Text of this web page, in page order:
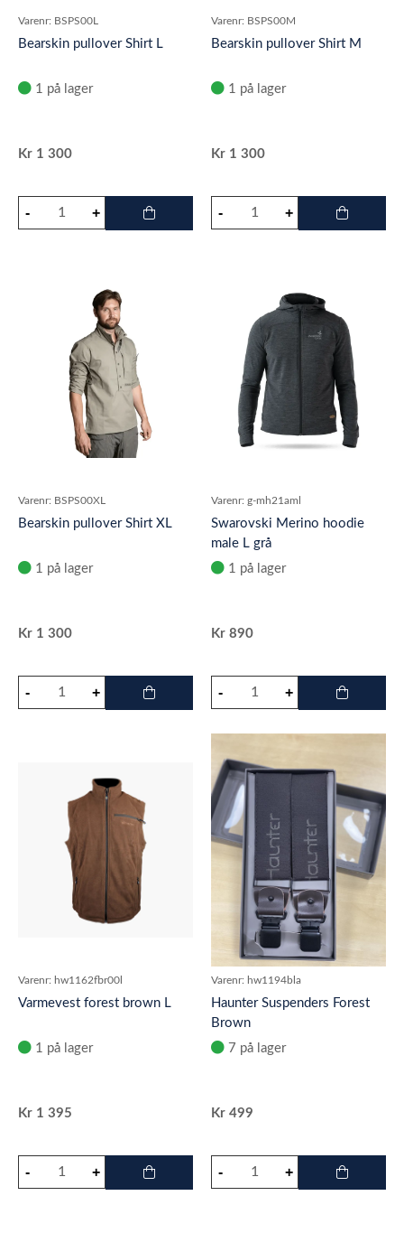
Varenr: BSPS00L
Bearskin pullover Shirt L
1 på lager
Kr 1 300
Varenr: BSPS00M
Bearskin pullover Shirt M
1 på lager
Kr 1 300
Varenr: BSPS00XL
Bearskin pullover Shirt XL
1 på lager
Kr 1 300
Varenr: g-mh21aml
Swarovski Merino hoodie
male L grå
1 på lager
Kr 890
Varenr: hw1162fbr00l
Varmevest forest brown L
1 på lager
Kr 1 395
Varenr: hw1194bla
Haunter Suspenders Forest
Brown
7 på lager
Kr 499